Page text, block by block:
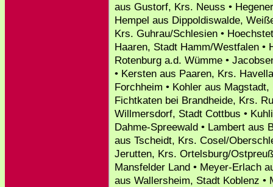
aus Gustorf, Krs. Neuss •
Hempel aus Dippoldiswalde,
Krs. Guhrau/Schlesien •
Haaren, Stadt Hamm/Westfalen •
Rotenburg a.d. Wümme •
• Kersten aus Paaren, Krs.
Forchheim • Kohler aus
Fichtkaten bei Brandheide, Krs.
Willmersdorf, Stadt Cottbus •
Dahme-Spreewald • Lambert aus
aus Tscheidt, Krs. Cosel/
Jerutten, Krs. Ortelsburg/
Mansfelder Land • Meyer-Erlach
aus Wallersheim, Stadt Koblenz